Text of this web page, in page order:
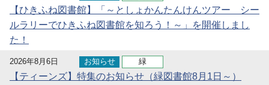
【ひきふね図書館】「～としょかんたんけんツアー シー
ルラリーでひきふね図書館を知ろう！～」を開催しまし
た！
2026年8月6日 お知らせ 緑
【ティーンズ】特集のお知らせ（緑図書館8月1日～）